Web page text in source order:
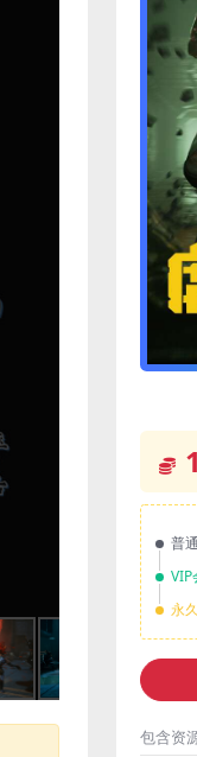
普
VIP
永
包含资